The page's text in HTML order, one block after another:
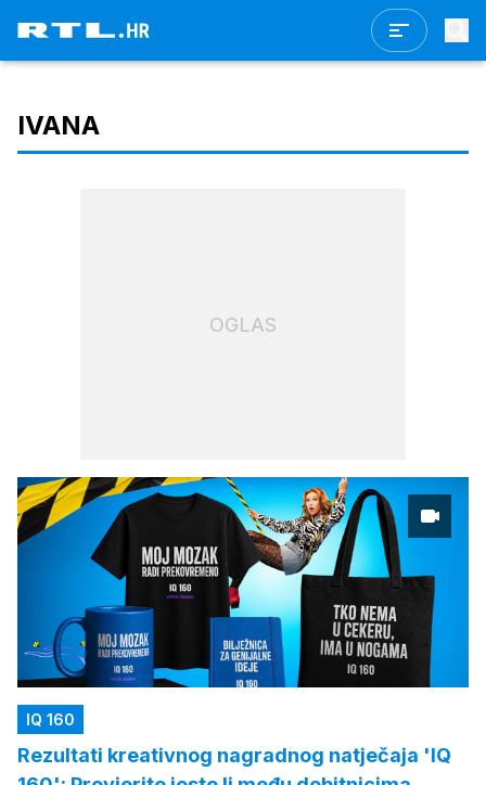
IVANA
OGLAS
IQ 160
Rezultati kreativnog nagradnog natječaja 'IQ